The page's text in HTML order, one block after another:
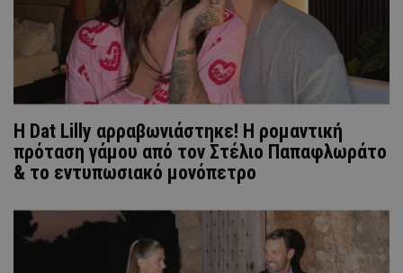
Η Dat Lilly αρραβωνιάστηκε! Η ρομαντική
πρόταση γάμου από τον Στέλιο Παπαφλωράτο
& το εντυπωσιακό μονόπετρο